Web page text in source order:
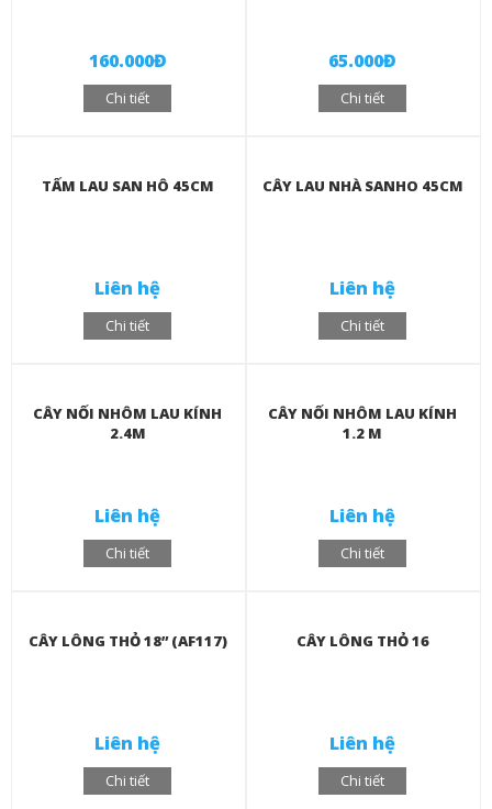
160.000Đ
Chi tiết
65.000Đ
Chi tiết
TẤM LAU SAN HÔ 45CM
Liên hệ
Chi tiết
CÂY LAU NHÀ SANHO 45CM
Liên hệ
Chi tiết
CÂY NỐI NHÔM LAU KÍNH
2.4M
Liên hệ
Chi tiết
CÂY NỐI NHÔM LAU KÍNH
1.2 M
Liên hệ
Chi tiết
CÂY LÔNG THỎ 18” (AF117)
Liên hệ
Chi tiết
CÂY LÔNG THỎ 16
Liên hệ
Chi tiết